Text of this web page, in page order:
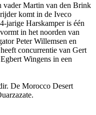
vader Martin van den Brink
komt in de Iveco
jarige Harskamper is één
in het noorden van
Peter Willemsen en
concurrentie van Gert
Wingens in een
De Morocco Desert